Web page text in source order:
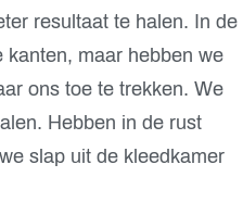
resultaat te halen. In de
maar hebben we
ons toe te trekken. We
Hebben in de rust
slap uit de kleedkamer